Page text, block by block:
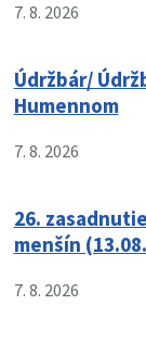
7. 8. 2026
Údržbár/
Humennom
7. 8. 2026
26.
menšín
7. 8. 2026